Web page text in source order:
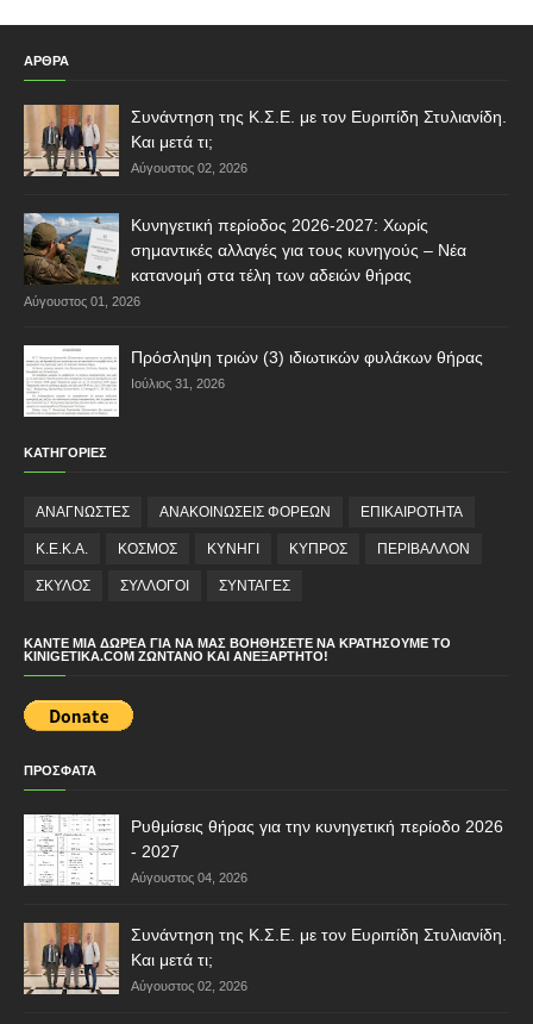
ΑΡΘΡΑ
Συνάντηση της Κ.Σ.Ε. με τον Ευριπίδη Στυλιανίδη.
Και μετά τι;
Αύγουστος 02, 2026
Κυνηγετική περίοδος 2026-2027: Χωρίς
σημαντικές αλλαγές για τους κυνηγούς – Νέα
κατανομή στα τέλη των αδειών θήρας
Αύγουστος 01, 2026
Πρόσληψη τριών (3) ιδιωτικών φυλάκων θήρας
Ιούλιος 31, 2026
ΚΑΤΗΓΟΡΙΕΣ
ΑΝΑΓΝΩΣΤΕΣ ΑΝΑΚΟΙΝΩΣΕΙΣ ΦΟΡΕΩΝ ΕΠΙΚΑΙΡΟΤΗΤΑ
Κ.Ε.Κ.Α. ΚΟΣΜΟΣ ΚΥΝΗΓΙ ΚΥΠΡΟΣ ΠΕΡΙΒΑΛΛΟΝ
ΣΚΥΛΟΣ ΣΥΛΛΟΓΟΙ ΣΥΝΤΑΓΕΣ
ΚΆΝΤΕ ΜΙΑ ΔΩΡΕΆ ΓΙΑ ΝΑ ΜΑΣ ΒΟΗΘΉΣΕΤΕ ΝΑ ΚΡΑΤΉΣΟΥΜΕ ΤΟ
KINIGETIKA.COM ΖΩΝΤΑΝΌ ΚΑΙ ΑΝΕΞΆΡΤΗΤΟ!
ΠΡΟΣΦΑΤΑ
Ρυθμίσεις θήρας για την κυνηγετική περίοδο 2026
- 2027
Αύγουστος 04, 2026
Συνάντηση της Κ.Σ.Ε. με τον Ευριπίδη Στυλιανίδη.
Και μετά τι;
Αύγουστος 02, 2026